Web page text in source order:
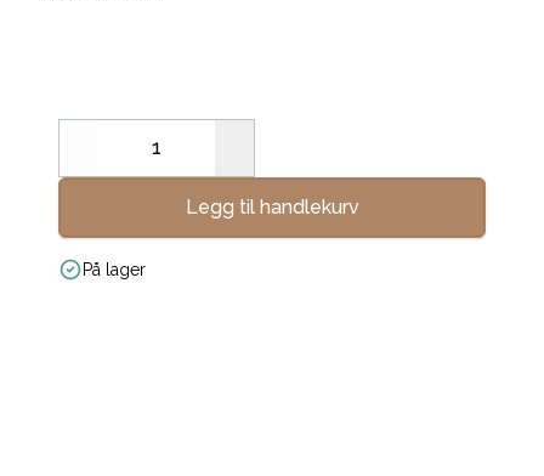
Decrease
Legg til handlekurv
På lager